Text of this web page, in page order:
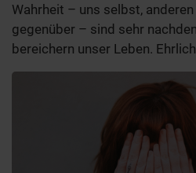
Wahrheit – uns selbst,
gegenüber – sind sehr
bereichern unser Leben.